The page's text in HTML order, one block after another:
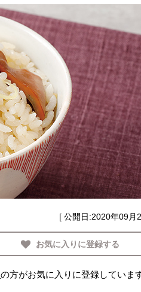
[ 公開日:2020年09月
お気に入りに登録する
の方がお気に入りに登録しています